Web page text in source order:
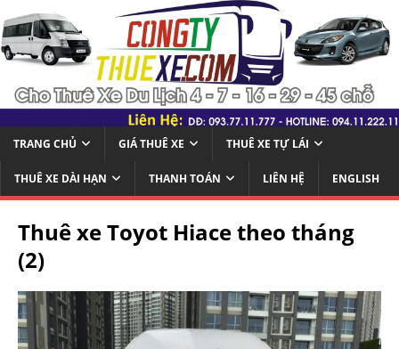
TRANG CHỦ GIÁ THUÊ XE THUÊ XE TỰ LÁI
THUÊ XE DÀI HẠN THANH TOÁN LIÊN HỆ ENGLISH
Thuê xe Toyot Hiace theo tháng
(2)